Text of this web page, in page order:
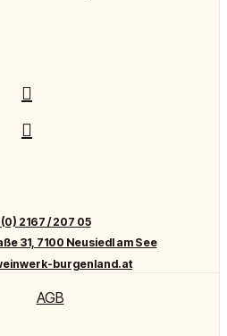
2167 / 207 05
31, 7100 Neusiedl am See
burgenland.at
AGB